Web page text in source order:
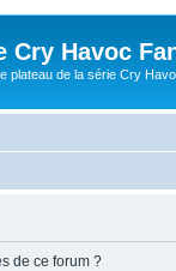
Cry Havoc
plateau de la série Cry
de ce forum ?